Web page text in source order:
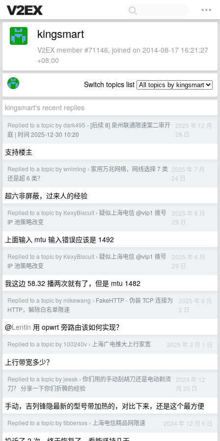
kingsmart
V2EX member #71146, joined on 2014-08-17 16:21:27
+08:00
Switch topics list
kingsmart's recent replies
Replied to a topic by dark495 › [后续 8] 泉州联通限速案二审开
庭 | 时间 2025-12-30 10:20
2025 年 12 月
28 日
支持楼主
Replied to a topic by wniming › 家用万兆网络，网线选择 7 类
还是超 6 类？
2025 年 7 月
24 日
超六非屏蔽，过来人的经验
Replied to a topic by KexyBiscuit › 疑似上海电信 @vip1 拨号
IP 池策略改变
2025 年 6 月
29 日
上面输入 mtu 输入错误应该是 1492
Replied to a topic by KexyBiscuit › 疑似上海电信 @vip1 拨号
IP 池策略改变
2025 年 6 月
29 日
我这边 58.32 播两次就有了，但是 mtu 1482
Replied to a topic by mikewang › FakeHTTP - 伪装 TCP 连接为
HTTP，解除白名单限速
2025 年 6 月
2 日
@Lentin 用 opwrt 旁路由该如何实现？
Replied to a topic by 100240v › 上海广电推大上行家宽 2025 年 3 月 1 日
上行带宽多少？
Replied to a topic by jeesk › 你们用的手动刮胡刀还是电动剃须
刀？ 分享一下你们折腾的经验
2024 年 12
月 20 日
手动，吉列锋隐最新的型号带加热的，对比下来，还是这个最方便
Replied to a topic by tibbersvs › 上海电信精品网限速 2024 年 12 月 6 日